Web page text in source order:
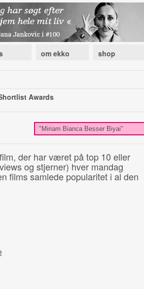
om ekko shop
Awards
der har været på top 10 eller
og stjerner) hver mandag
films samlede popularitet i al den